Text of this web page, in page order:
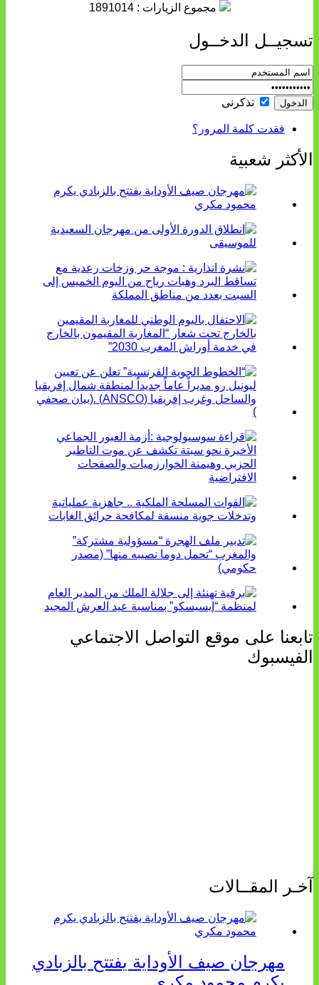
مجموع الزيارات : 1891014
تسجيــل الدخــول
تذكرنى
فقدت كلمة المرور؟
الأكثر شعبية
تابعنا على موقع التواصل الاجتماعي
الفيسبوك
آخـر المقــالات
مهرجان صيف الأوداية يفتتح بالزبادي